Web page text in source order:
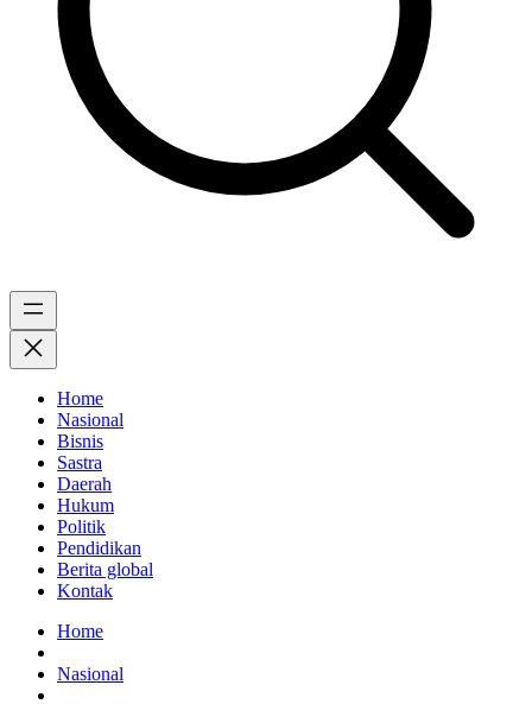
Home
Nasional
Bisnis
Sastra
Daerah
Hukum
Politik
Pendidikan
Berita global
Kontak
Home
Nasional